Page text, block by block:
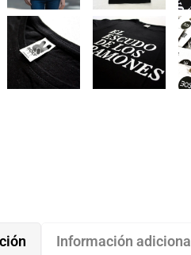
Información adicional